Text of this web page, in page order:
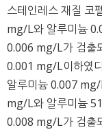
스테인레스 재질 코
mg/L와 알루미늄
0.006 mg/L가 검출
0.001 mg/L이하였
알루미늄 0.007
mg/L와 알루미늄
0.008 mg/L가 검출